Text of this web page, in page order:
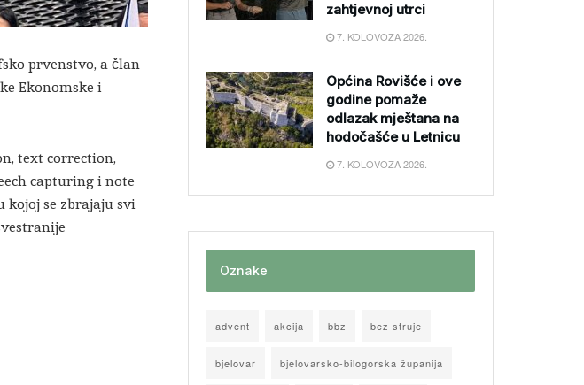
prvenstvo, a član
Ekonomske i
text correction,
capturing i note
kojoj se zbrajaju svi
zahtjevnoj utrci
7. KOLOVOZA 2026.
Općina Rovišće i ove
godine pomaže
odlazak mještana na
hodočašće u Letnicu
7. KOLOVOZA 2026.
Oznake
advent akcija bbz bez struje
bjelovar bjelovarsko-bilogorska županija